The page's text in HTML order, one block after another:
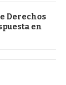
Derechos
en